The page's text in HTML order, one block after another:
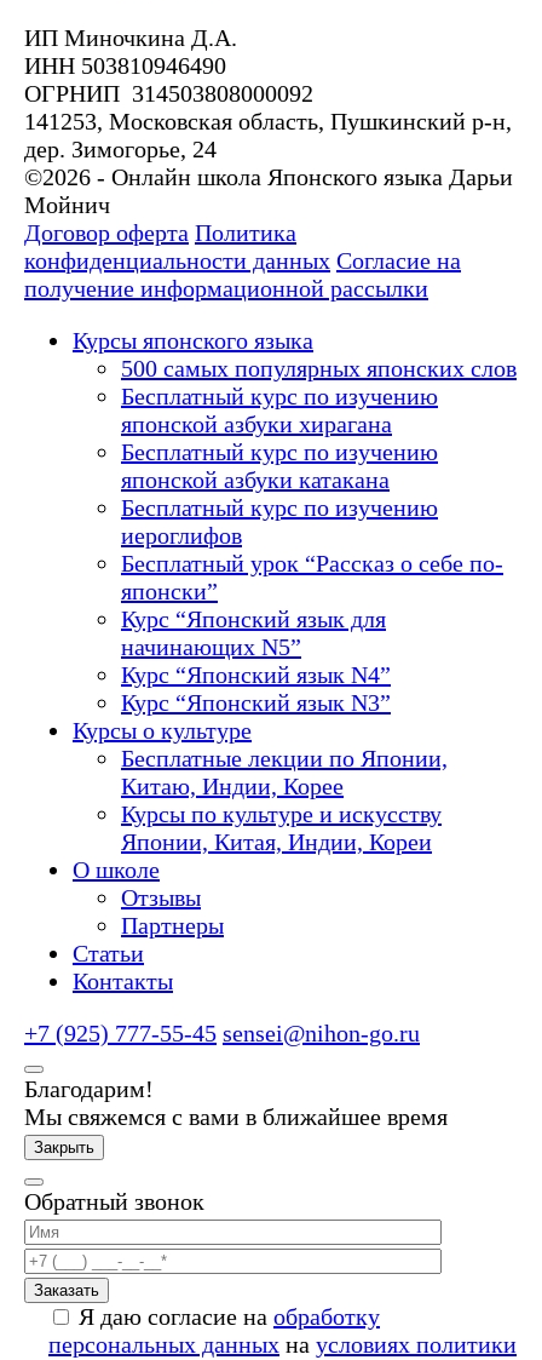
ИП Миночкина Д.А.
ИНН 503810946490
ОГРНИП 314503808000092
141253, Московская область, Пушкинский р-н,
дер. Зимогорье, 24
©2026 - Онлайн школа Японского языка Дарьи
Мойнич
Договор оферта Политика
конфиденциальности данных Согласие на
получение информационной рассылки
Курсы японского языка
500 самых популярных японских слов
Бесплатный курс по изучению
японской азбуки хирагана
Бесплатный курс по изучению
японской азбуки катакана
Бесплатный курс по изучению
иероглифов
Бесплатный урок “Рассказ о себе по-
японски”
Курс “Японский язык для
начинающих N5”
Курс “Японский язык N4”
Курс “Японский язык N3”
Курсы о культуре
Бесплатные лекции по Японии,
Китаю, Индии, Корее
Курсы по культуре и искусству
Японии, Китая, Индии, Кореи
О школе
Отзывы
Партнеры
Статьи
Контакты
+7 (925) 777-55-45 sensei@nihon-go.ru
Благодарим!
Мы свяжемся с вами в ближайшее время
Закрыть
Обратный звонок
Заказать
Я даю согласие на обработку
персональных данных на условиях политики